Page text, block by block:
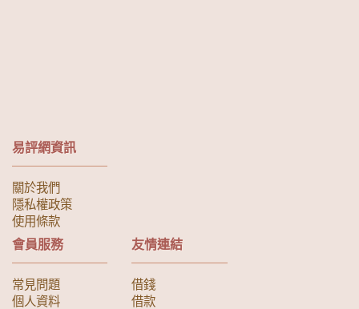
易評網資訊
關於我們
隱私權政策
使用條款
會員服務
常見問題
個人資料
友情連結
借錢
借款